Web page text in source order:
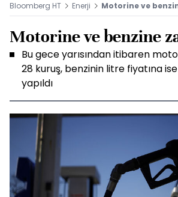
Bloomberg HT Enerji Motorine ve
Motorine ve benzine
Bu gece yarısından itibaren
28 kuruş, benzinin litre fiyatına
yapıldı